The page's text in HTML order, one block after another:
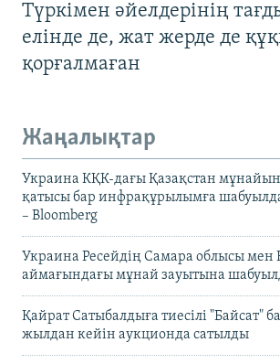
Түркімен әйелдерінің
елінде де, жат жерде де
қорғалмаған
Жаңалықтар
Украина КҚК-дағы Қазақстан
қатысы бар инфрақұрылымға
– Bloomberg
Украина Ресейдің Самара облысы мен
аймағындағы мұнай зауытына
Қайрат Сатыбалдыға тиесілі "Байсат"
жылдан кейін аукционда сатылды